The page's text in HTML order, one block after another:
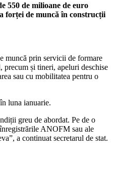
550 de milioane de euro
forței de muncă în construcții
muncă prin servicii de formare
precum și tineri, apeluri deschise
sau cu mobilitatea pentru o
luna ianuarie.
greu de abordat. Pe de o
ANOFM sau ale
a continuat secretarul de stat.